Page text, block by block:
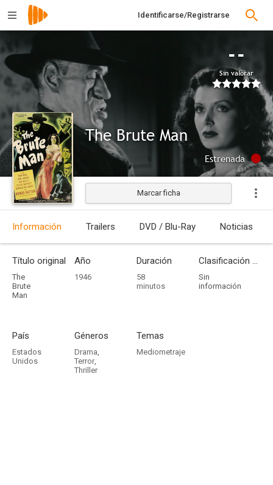
Identificarse/Registrarse
--
Sin valorar
The Brute Man
Estrenada
Marcar ficha
Información Trailers DVD / Blu-Ray Noticias
Título original
The
Brute
Man
Año
1946
Duración
58
minutos
Clasificación por edades
Sin
información
País
Estados
Unidos
Géneros
Drama,
Terror,
Thriller
Temas
Mediometraje